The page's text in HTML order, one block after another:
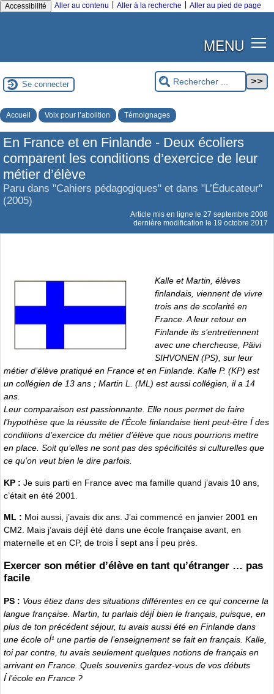
Accessibilité Aller au contenu Aller à la recherche Aller au pied de page
MENU
Se connecter
Accueil Voix pour l’abolition Témoignages
En France et en Finlande - Deux écoliers
comparent les conditions d’exercice de leur
métier d’élève
Paru dans "Cahiers pédagogiques" et dans "L’Éducateur"
(2005)
Article mis en ligne le 27 septembre 2008
dernière modification le 19 octobre 2017
Kalle et Martin, élèves
finlandais, viennent de vivre
trois ans de scolarité en
France. A leur retour en
Finlande ils s’entretiennent
avec une chercheuse, Päivi
SIHVONEN (PS), sur leur
métier d’élève pratiqué en France et en Finlande. Kalle P. (KP) est
un collégien de 13 ans ; Martin L. (ML) est aussi collégien, il a 14
ans.
Leur comparaison est passionnante. Elle nous permet de faire
l’hypothèse que la réussite de l’École finlandaise tient peut-être Í des
conditions d’exercice du métier d’élève que nous pourrions mettre
en place. Soit qu’elles ne sont pas des spécificités si culturelles que
ce qu’on veut bien le dire parfois.
KP : Je suis parti en France avec ma famille quand j’avais 10 ans,
c’était en été 2001.
ML : Moi aussi, j’avais dix ans. J’ai commencé en janvier 2001 en
CM2. Mais j’avais déjÍ été dans une école française avant, en
maternelle et en CP, de trois Í sept ans Í peu près.
Exercer son métier d’élève en tant qu’étranger … pas
facile
PS : Vous étiez dans des situations différentes en ce qui concerne la
langue française. Martin, tu parlais déjÍ bien le français, puisque, en
plus de ton précédent séjour, tu avais aussi été en Finlande dans
une école oÍ¹ une partie de l’enseignement se fait en français. Kalle,
toi par contre, tu avais seulement quelques notions de français en
arrivant en France. Quels souvenirs gardez-vous de vos débuts
Í l’école en France ?